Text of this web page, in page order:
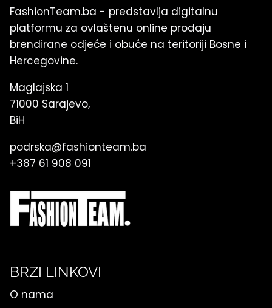
FashionTeam.ba - predstavlja digitalnu
platformu za ovlaštenu online prodaju
brendirane odjeće i obuće na teritoriji Bosne i
Hercegovine.
Maglajska 1
71000 Sarajevo,
BiH
podrska@fashionteam.ba
+387 61 908 091
BRZI LINKOVI
O nama